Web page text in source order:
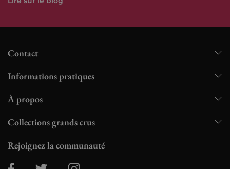
Contact
Informations pratiques
À propos
Collections grands crus
Rejoignez la communauté